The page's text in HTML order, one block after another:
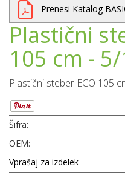
Prenesi Katalog
Plastični
105 cm - 5/
Plastični steber ECO 105
Šifra:
OEM:
Vprašaj za izdelek